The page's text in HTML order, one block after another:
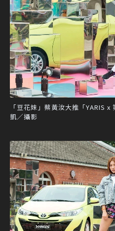
「豆花妹」蔡黃汝大推「YARIS
凱／攝影